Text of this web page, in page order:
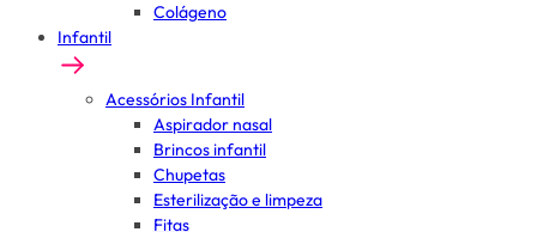
Colágeno
Infantil
Acessórios Infantil
Aspirador nasal
Brincos infantil
Chupetas
Esterilização e limpeza
Fitas